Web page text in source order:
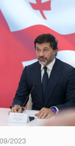
2023